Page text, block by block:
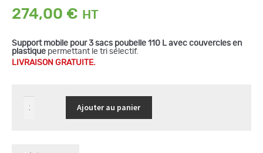
274,00 €
Support mobile pour 3 sacs poubelle 110 L avec couvercles en
plastique permettant le tri sélectif.
LIVRAISON GRATUITE.
quantité
de
Ajouter au panier